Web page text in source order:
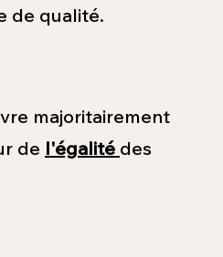
de qualité.
majoritairement
de l'égalité des